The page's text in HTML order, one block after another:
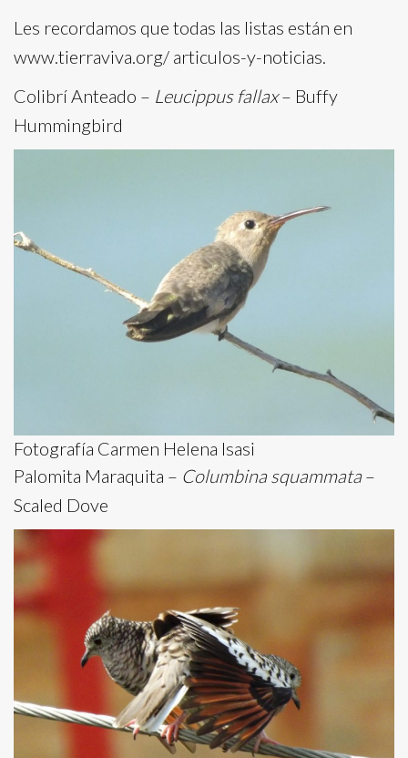
Les recordamos que todas las listas están en
www.tierraviva.org/ articulos-y-noticias.
Colibrí Anteado – Leucippus fallax– Buffy
Hummingbird
Fotografía Carmen Helena Isasi
Palomita Maraquita – Columbina squammata –
Scaled Dove